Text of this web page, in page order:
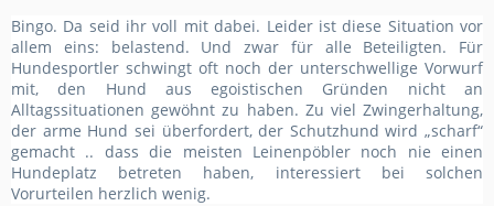
Bingo. Da seid ihr voll mit dabei. Leider ist diese Situation vor
allem eins: belastend. Und zwar für alle Beteiligten. Für
Hundesportler schwingt oft noch der unterschwellige Vorwurf
mit, den Hund aus egoistischen Gründen nicht an
Alltagssituationen gewöhnt zu haben. Zu viel Zwingerhaltung,
der arme Hund sei überfordert, der Schutzhund wird „scharf“
gemacht .. dass die meisten Leinenpöbler noch nie einen
Hundeplatz betreten haben, interessiert bei solchen
Vorurteilen herzlich wenig.